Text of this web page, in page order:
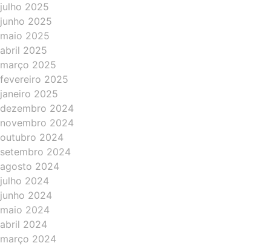
julho 2025
junho 2025
maio 2025
abril 2025
março 2025
fevereiro 2025
janeiro 2025
dezembro 2024
novembro 2024
outubro 2024
setembro 2024
agosto 2024
julho 2024
junho 2024
maio 2024
abril 2024
março 2024